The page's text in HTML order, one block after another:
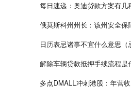
每日速递：奥迪贷款方案有几
俄莫斯科州州长：该州安全
日历表忌诸事不宜什么意思
解除车辆贷款抵押手续流程是
多点DMALL冲刺港股：年营